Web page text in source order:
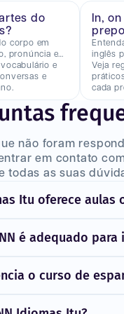
do
corpo em
pronúncia e
e
e
In,
inglês
Veja
cada
não foram
em contato
todas as suas
Itu oferece aulas
é adequado para
o curso de